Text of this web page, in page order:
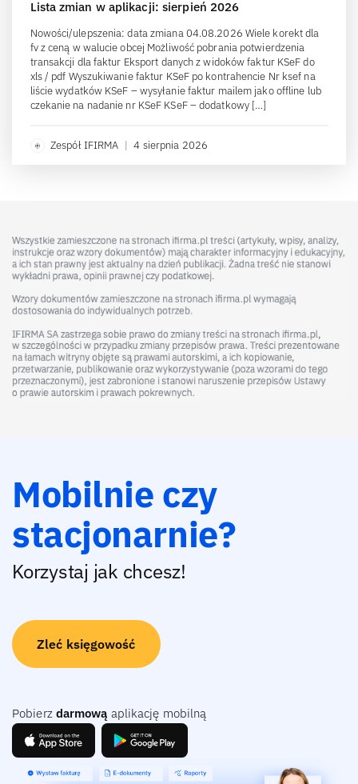
Lista zmian w aplikacji: sierpień 2026
Nowości/ulepszenia: data zmiana 04.08.2026 Wiele korekt dla
fv z ceną w walucie obcej Możliwość pobrania potwierdzenia
transakcji dla faktur Eksport danych z widoków faktur KSeF do
xls / pdf Wyszukiwanie faktur KSeF po kontrahencie Nr ksef na
liście wydatków KSeF – wysyłanie faktur mailem jako offline lub
czekanie na nadanie nr KSeF KSeF – dodatkowy […]
Zespół IFIRMA | 4 sierpnia 2026
Mobilnie czy
stacjonarnie?
Korzystaj jak chcesz!
Zleć księgowość
Pobierz darmową aplikację mobilną